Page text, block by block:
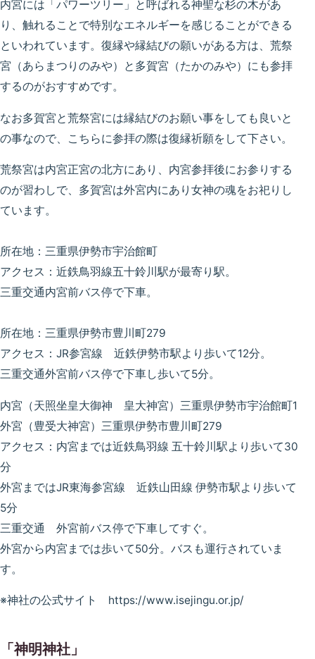
内宮には「パワーツリー」と呼ばれる神聖な杉の木があ
り、触れることで特別なエネルギーを感じることができる
といわれています。復縁や縁結びの願いがある方は、荒祭
宮（あらまつりのみや）と多賀宮（たかのみや）にも参拝
するのがおすすめです。
なお多賀宮と荒祭宮には縁結びのお願い事をしても良いと
の事なので、こちらに参拝の際は復縁祈願をして下さい。
荒祭宮は内宮正宮の北方にあり、内宮参拝後にお参りする
のが習わしで、多賀宮は外宮内にあり女神の魂をお祀りし
ています。
所在地：三重県伊勢市宇治館町
アクセス：近鉄鳥羽線五十鈴川駅が最寄り駅。
三重交通内宮前バス停で下車。
所在地：三重県伊勢市豊川町279
アクセス：JR参宮線 近鉄伊勢市駅より歩いて12分。
三重交通外宮前バス停で下車し歩いて5分。
内宮（天照坐皇大御神 皇大神宮）三重県伊勢市宇治館町1
外宮（豊受大神宮）三重県伊勢市豊川町279
アクセス：内宮までは近鉄鳥羽線 五十鈴川駅より歩いて30
分
外宮まではJR東海参宮線 近鉄山田線 伊勢市駅より歩いて
5分
三重交通 外宮前バス停で下車してすぐ。
外宮から内宮までは歩いて50分。バスも運行されていま
す。
※神社の公式サイト https://www.isejingu.or.jp/
「神明神社」